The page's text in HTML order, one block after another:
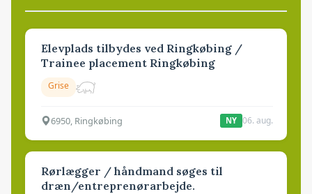
Elevplads tilbydes ved Ringkøbing /
Trainee placement Ringkøbing
Grise
6950, Ringkøbing NY 06. aug.
Rørlægger / håndmand søges til
dræn/entreprenørarbejde.